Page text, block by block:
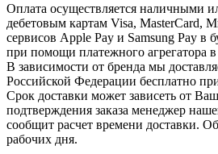
Оплата осуществляется наличными
дебетовым картам Visa, MasterCard,
сервисов Apple Pay и Samsung Pay в
при помощи платежного агрегатора
В зависимости от бренда мы
Российской Федерации бесплатно
Срок доставки может зависеть от
подтверждения заказа менеджер
сообщит расчет времени доставки.
рабочих дня.